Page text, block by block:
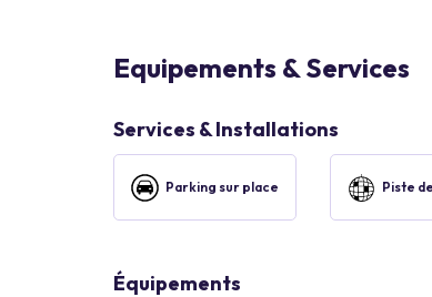
Equipements & Services
Services & Installations
Parking sur place Piste
Équipements